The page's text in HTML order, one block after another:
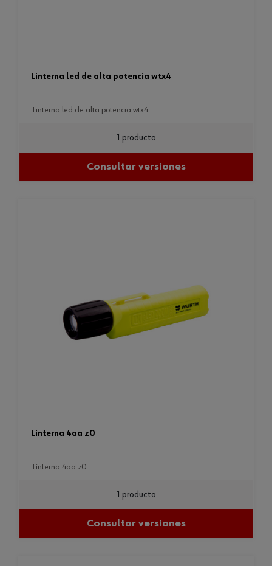
linterna led de alta potencia wtx4
linterna led de alta potencia wtx4
1 producto
Consultar versiones
linterna 4aa z0
linterna 4aa z0
1 producto
Consultar versiones